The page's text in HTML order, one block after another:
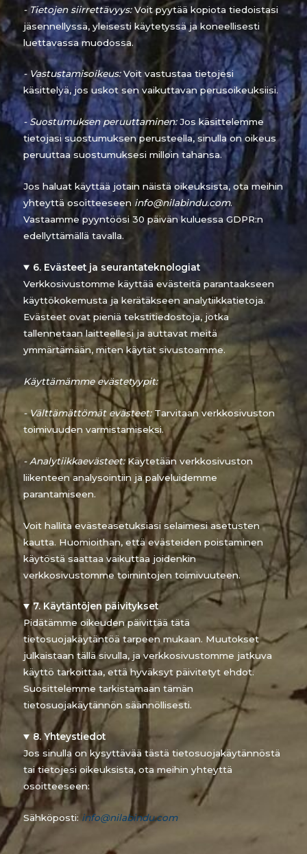
- Tietojen siirrettävyys:Voit pyytää kopiota tiedoistasi
jäsennellyssä, yleisesti käytetyssä ja koneellisesti
luettavassa muodossa.
- Vastustamisoikeus:Voit vastustaa tietojesi
käsittelyä, jos uskot sen vaikuttavan perusoikeuksiisi.
- Suostumuksen peruuttaminen:Jos käsittelemme
tietojasi suostumuksen perusteella, sinulla on oikeus
peruuttaa suostumuksesi milloin tahansa.
Jos haluat käyttää jotain näistä oikeuksista, ota meihin
yhteyttä osoitteeseen info@nilabindu.com.
Vastaamme pyyntöösi 30 päivän kuluessa GDPR:n
edellyttämällä tavalla.
6. Evästeet ja seurantateknologiat
Verkkosivustomme käyttää evästeitä parantaakseen
käyttökokemusta ja kerätäkseen analytiikkatietoja.
Evästeet ovat pieniä tekstitiedostoja, jotka
tallennetaan laitteellesi ja auttavat meitä
ymmärtämään, miten käytät sivustoamme.
Käyttämämme evästetyypit:
- Välttämättömät evästeet:Tarvitaan verkkosivuston
toimivuuden varmistamiseksi.
- Analytiikkaevästeet:Käytetään verkkosivuston
liikenteen analysointiin ja palveluidemme
parantamiseen.
Voit hallita evästeasetuksiasi selaimesi asetusten
kautta. Huomioithan, että evästeiden poistaminen
käytöstä saattaa vaikuttaa joidenkin
verkkosivustomme toimintojen toimivuuteen.
7. Käytäntöjen päivitykset
Pidätämme oikeuden päivittää tätä
tietosuojakäytäntöä tarpeen mukaan. Muutokset
julkaistaan tällä sivulla, ja verkkosivustomme jatkuva
käyttö tarkoittaa, että hyväksyt päivitetyt ehdot.
Suosittelemme tarkistamaan tämän
tietosuojakäytännön säännöllisesti.
8. Yhteystiedot
Jos sinulla on kysyttävää tästä tietosuojakäytännöstä
tai tietojesi oikeuksista, ota meihin yhteyttä
osoitteeseen:
Sähköposti: info@nilabindu.com